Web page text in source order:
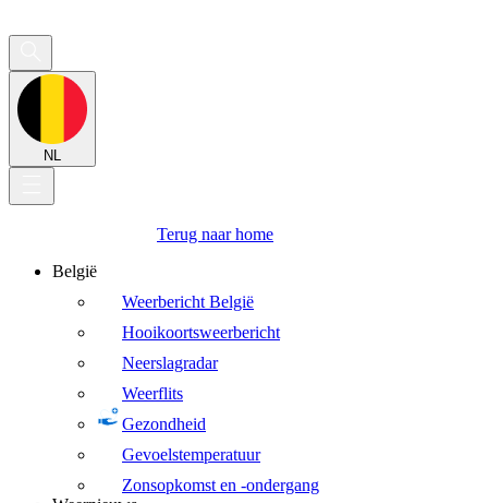
NL
Terug naar home
België
Weerbericht België
Hooikoortsweerbericht
Neerslagradar
Weerflits
Gezondheid
Gevoelstemperatuur
Zonsopkomst en -ondergang